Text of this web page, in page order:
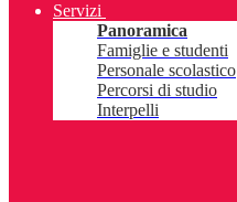
Servizi
Panoramica
Famiglie e studenti
Personale scolastico
Percorsi di studio
Interpelli